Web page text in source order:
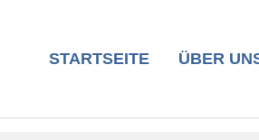
STARTSEITE ÜBER